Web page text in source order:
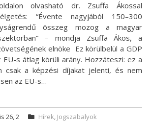
olvasható dr. Zsuffa Ákossal
“Évente nagyjából 150–300
összeg mozog a magyar
– mondja Zsuffa Ákos, a
elnöke Ez körülbelül a GDP
EU-s átlag körüli arány. Hozzáteszi: ez a
csak a képzési díjakat jelenti, és nem
az EU-s…
26, 2 Hírek, Jogszabalyok